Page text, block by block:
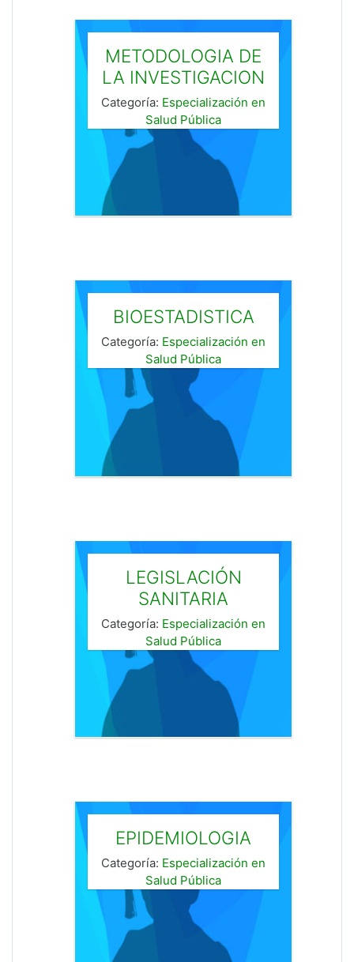
METODOLOGIA DE
LA INVESTIGACION
Categoría: Especialización en
Salud Pública
BIOESTADISTICA
Categoría: Especialización en
Salud Pública
LEGISLACIÓN
SANITARIA
Categoría: Especialización en
Salud Pública
EPIDEMIOLOGIA
Categoría: Especialización en
Salud Pública